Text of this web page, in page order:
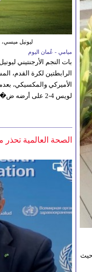
ليونيل ميسي،
ميامي - عُمان اليوم
بات النجم الأرجنتيني
الرابطتين لكرة القدم،
الأميركي والمكسيكي،
لويس 4-2 على أرضه ض�...
الصحة العالمية
حيث